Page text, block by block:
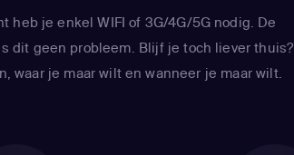
heb je enkel WIFI of 3G/4G/5G nodig. De
dit geen probleem. Blijf je toch liever thuis?
waar je maar wilt en wanneer je maar wilt.